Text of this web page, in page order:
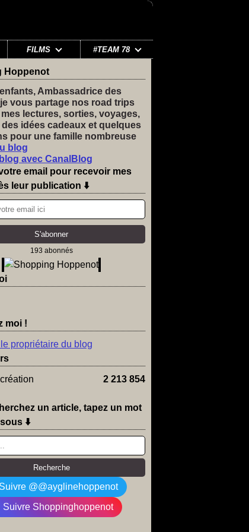
FILMS #TEAM 78
Hoppenot
Ambassadrice des
vous partage nos road trips
lectures, sorties, voyages,
idées cadeaux et quelques
pour une famille nombreuse
blog
avec CanalBlog
email pour recevoir mes
leur publication ⬇️
193 abonnés
moi !
propriétaire du blog
2 213 854
un article, tapez un mot
⬇️
Suivre @@ayglinehoppenot
Suivre Shoppinghoppenot